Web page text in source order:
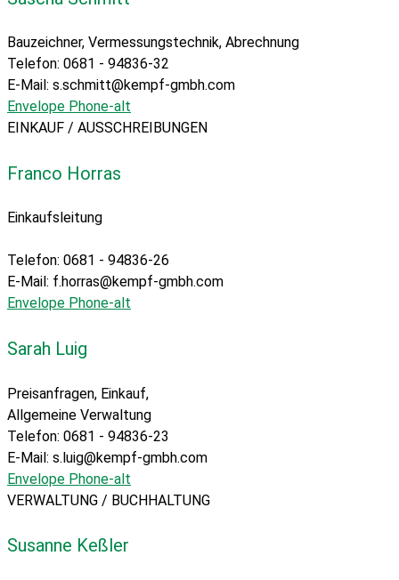
Bauzeichner, Vermessungstechnik, Abrechnung
Telefon: 0681 - 94836-32
E-Mail: s.schmitt@kempf-gmbh.com
Envelope Phone-alt
EINKAUF / AUSSCHREIBUNGEN
Franco Horras
Einkaufsleitung
Telefon: 0681 - 94836-26
E-Mail: f.horras@kempf-gmbh.com
Envelope Phone-alt
Sarah Luig
Preisanfragen, Einkauf,
Allgemeine Verwaltung
Telefon: 0681 - 94836-23
E-Mail: s.luig@kempf-gmbh.com
Envelope Phone-alt
VERWALTUNG / BUCHHALTUNG
Susanne Keßler